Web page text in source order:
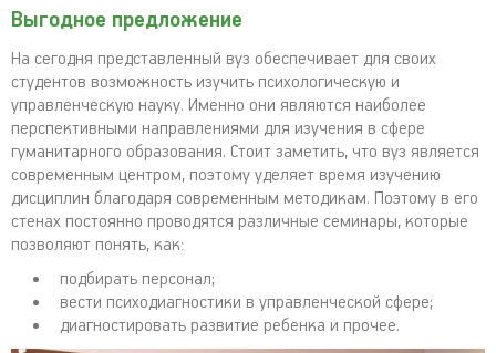
Выгодное предложение
На сегодня представленный вуз обеспечивает для своих
студентов возможность изучить психологическую и
управленческую науку. Именно они являются наиболее
перспективными направлениями для изучения в сфере
гуманитарного образования. Стоит заметить, что вуз является
современным центром, поэтому уделяет время изучению
дисциплин благодаря современным методикам. Поэтому в его
стенах постоянно проводятся различные семинары, которые
позволяют понять, как:
подбирать персонал;
вести психодиагностики в управленческой сфере;
диагностировать развитие ребенка и прочее.